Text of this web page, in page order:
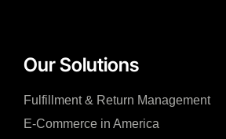
Our Solutions
Fulfillment & Return Management
E-Commerce in America